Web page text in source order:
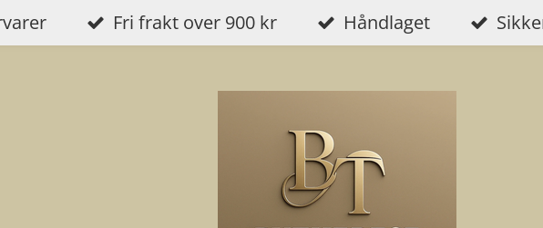
Fri frakt over 900 kr Håndlaget